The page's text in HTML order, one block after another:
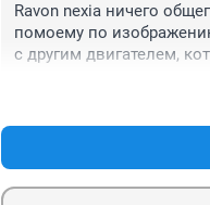
Ravon nexia ничего
помоему по
с другим двигателем,